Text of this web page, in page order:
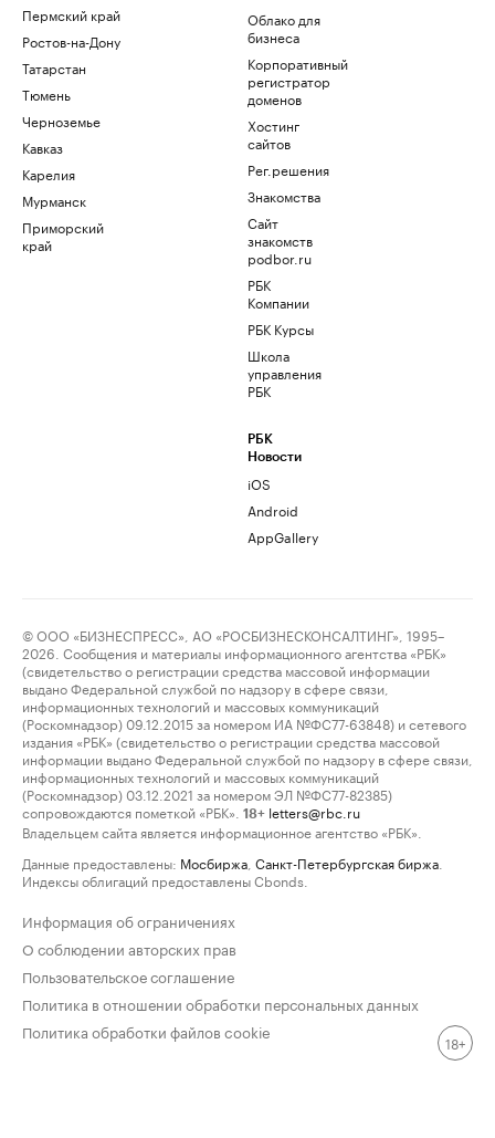
Пермский край
Ростов-на-Дону
Татарстан
Тюмень
Черноземье
Кавказ
Карелия
Мурманск
Приморский
край
Облако для
бизнеса
Корпоративный
регистратор
доменов
Хостинг
сайтов
Рег.решения
Знакомства
Сайт
знакомств
podbor.ru
РБК
Компании
РБК Курсы
Школа
управления
РБК
РБК
Новости
iOS
Android
AppGallery
© ООО «БИЗНЕСПРЕСС», АО «РОСБИЗНЕСКОНСАЛТИНГ», 1995–
2026. Сообщения и материалы информационного агентства «РБК»
(свидетельство о регистрации средства массовой информации
выдано Федеральной службой по надзору в сфере связи,
информационных технологий и массовых коммуникаций
(Роскомнадзор) 09.12.2015 за номером ИА №ФС77-63848) и сетевого
издания «РБК» (свидетельство о регистрации средства массовой
информации выдано Федеральной службой по надзору в сфере связи,
информационных технологий и массовых коммуникаций
(Роскомнадзор) 03.12.2021 за номером ЭЛ №ФС77-82385)
сопровождаются пометкой «РБК».
18+ letters@rbc.ru
Владельцем сайта является информационное агентство «РБК».
Данные предоставлены: Мосбиржа Санкт-Петербургская биржа
Индексы облигаций предоставлены Cbonds.
Информация об ограничениях
О соблюдении авторских прав
Пользовательское соглашение
Политика в отношении обработки персональных данных
Политика обработки файлов cookie
18+